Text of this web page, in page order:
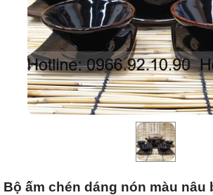
Bộ ấm chén dáng nón màu nâu